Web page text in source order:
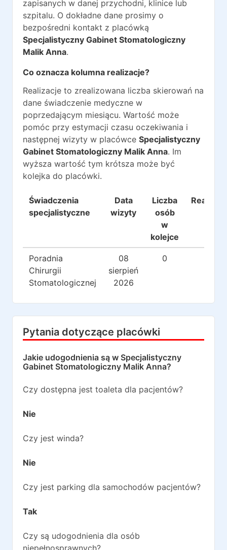
zapisanych w danej przychodni, klinice lub
szpitalu. O dokładne dane prosimy o
bezpośredni kontakt z placówką
Specjalistyczny Gabinet Stomatologiczny
Malik Anna.
Co oznacza kolumna realizacje?
Realizacje to zrealizowana liczba skierowań na
dane świadczenie medyczne w
poprzedającym miesiącu. Wartość może
pomóc przy estymacji czasu oczekiwania i
następnej wizyty w placówce Specjalistyczny
Gabinet Stomatologiczny Malik Anna. Im
wyższa wartość tym krótsza może być
kolejka do placówki.
Świadczenia
specjalistyczne
Data
wizyty
Liczba
osób
w
kolejce
Poradnia
Chirurgii
Stomatologicznej
08
sierpień
2026
0
Pytania dotyczące placówki
Jakie udogodnienia są w Specjalistyczny
Gabinet Stomatologiczny Malik Anna?
Czy dostępna jest toaleta dla pacjentów?
Nie
Czy jest winda?
Nie
Czy jest parking dla samochodów pacjentów?
Tak
Czy są udogodnienia dla osób
niepełnosprawnych?